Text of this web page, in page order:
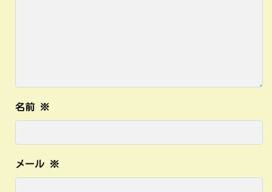
名前 ※
メール ※